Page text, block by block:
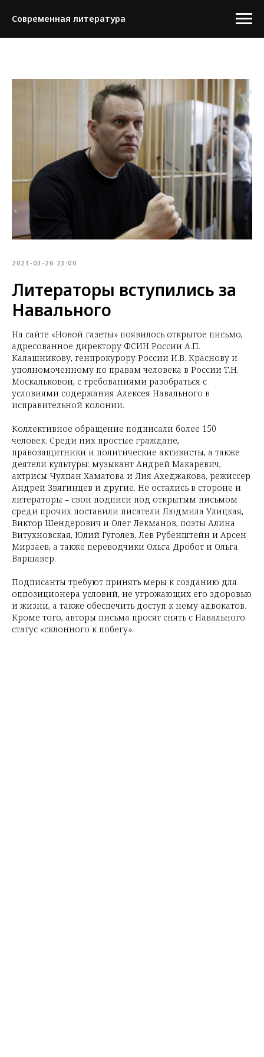
Современная литература
2021-03-26 23:00
Литераторы вступились за
Навального
На сайте «Новой газеты» появилось открытое письмо,
адресованное директору ФСИН России А.П.
Калашникову, генпрокурору России И.В. ​Краснову и
уполномоченному по правам человека в России Т.Н.
Москальковой, с требованиями разобраться с
условиями содержания Алексея Навального в
исправительной колонии.
Коллективное обращение подписали более 150
человек. Среди них простые граждане,
правозащитники и политические активисты, а также
деятели культуры: музыкант Андрей Макаревич,
актрисы Чулпан Хаматова и Лия Ахеджакова, режиссер
Андрей Звягинцев и другие. Не остались в стороне и
литераторы – свои подписи под открытым письмом
среди прочих поставили писатели Людмила Улицкая,
Виктор Шендерович и Олег Лекманов, поэты Алина
Витухновская, Юлий Гуголев, Лев Рубенштейн и Арсен
Мирзаев, а также переводчики Ольга Дробот и Ольга
Варшавер.
Подписанты требуют принять меры к созданию для
оппозиционера условий, не угрожающих его здоровью
и жизни, а также обеспечить доступ к нему адвокатов.
Кроме того, авторы письма просят снять с Навального
статус «склонного к побегу».